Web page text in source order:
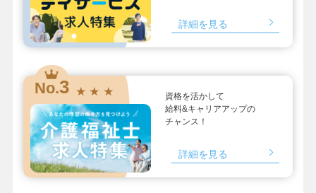
詳細を見る
No.3 ★ ★ ★
資格を活かして
給料&キャリアアップの
チャンス！
詳細を見る